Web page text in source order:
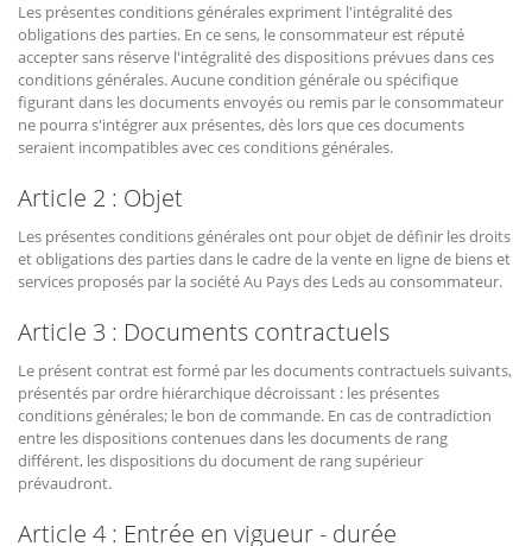
Les présentes conditions générales expriment l'intégralité des
obligations des parties. En ce sens, le consommateur est réputé
accepter sans réserve l'intégralité des dispositions prévues dans ces
conditions générales. Aucune condition générale ou spécifique
figurant dans les documents envoyés ou remis par le consommateur
ne pourra s'intégrer aux présentes, dès lors que ces documents
seraient incompatibles avec ces conditions générales.
Article 2 : Objet
Les présentes conditions générales ont pour objet de définir les droits
et obligations des parties dans le cadre de la vente en ligne de biens et
services proposés par la société Au Pays des Leds au consommateur.
Article 3 : Documents contractuels
Le présent contrat est formé par les documents contractuels suivants,
présentés par ordre hiérarchique décroissant : les présentes
conditions générales; le bon de commande. En cas de contradiction
entre les dispositions contenues dans les documents de rang
différent, les dispositions du document de rang supérieur
prévaudront.
Article 4 : Entrée en vigueur - durée